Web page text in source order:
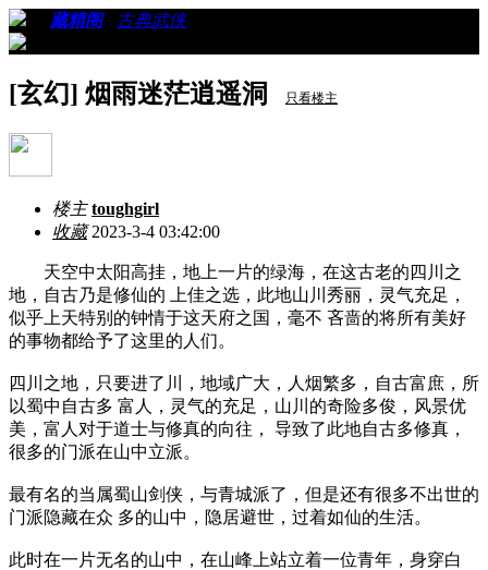
藏精阁 古典武侠
[玄幻] 烟雨迷茫逍遥洞 只看楼主
楼主 toughgirl
收藏2023-3-4 03:42:00
天空中太阳高挂，地上一片的绿海，在这古老的四川之
地，自古乃是修仙的 上佳之选，此地山川秀丽，灵气充足，
似乎上天特别的钟情于这天府之国，毫不 吝啬的将所有美好
的事物都给予了这里的人们。
四川之地，只要进了川，地域广大，人烟繁多，自古富庶，所
以蜀中自古多 富人，灵气的充足，山川的奇险多俊，风景优
美，富人对于道士与修真的向往， 导致了此地自古多修真，
很多的门派在山中立派。
最有名的当属蜀山剑侠，与青城派了，但是还有很多不出世的
门派隐藏在众 多的山中，隐居避世，过着如仙的生活。
此时在一片无名的山中，在山峰上站立着一位青年，身穿白